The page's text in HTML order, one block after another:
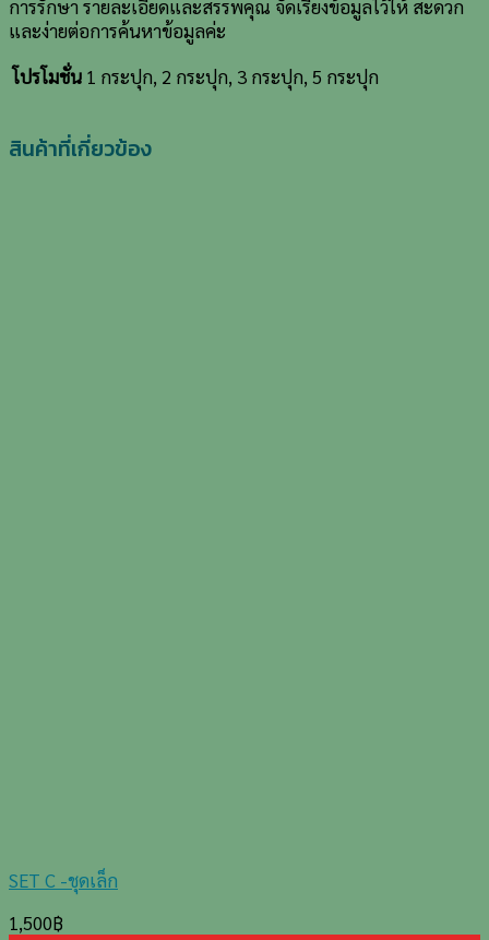
การรักษา รายละเอียดและสรรพคุณ จัดเรียงข้อมูลไว้ให้ สะดวก
และง่ายต่อการค้นหาข้อมูลค่ะ
โปรโมชั่น 1 กระปุก, 2 กระปุก, 3 กระปุก, 5 กระปุก
สินค้าที่เกี่ยวข้อง
SET C -ชุดเล็ก
1,500฿